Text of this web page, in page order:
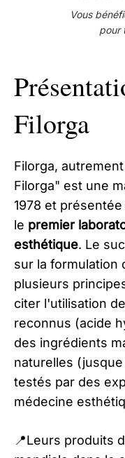
Vous
pour
Filorga
Filorga,
Filorga" est une
1978 et
le premier
esthétique. Le
sur la formulation
plusieurs
citer l'utilisation
reconnus (acide
des ingrédients
naturelles
testés par des
médecine
📍Leurs produits